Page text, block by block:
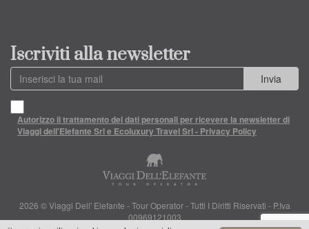
Iscriviti alla newsletter
Invia
Autorizzo il trattamento dei dati personali per ricevere la newsletter di
Viaggi dell'Elefante Srl e Ecoluxury Travel Srl - Privacy Policy
2026 © Viaggi Dell' Elefante - Tour Operator - Tutti I Diritti Riservati - P.Iva
00969121003